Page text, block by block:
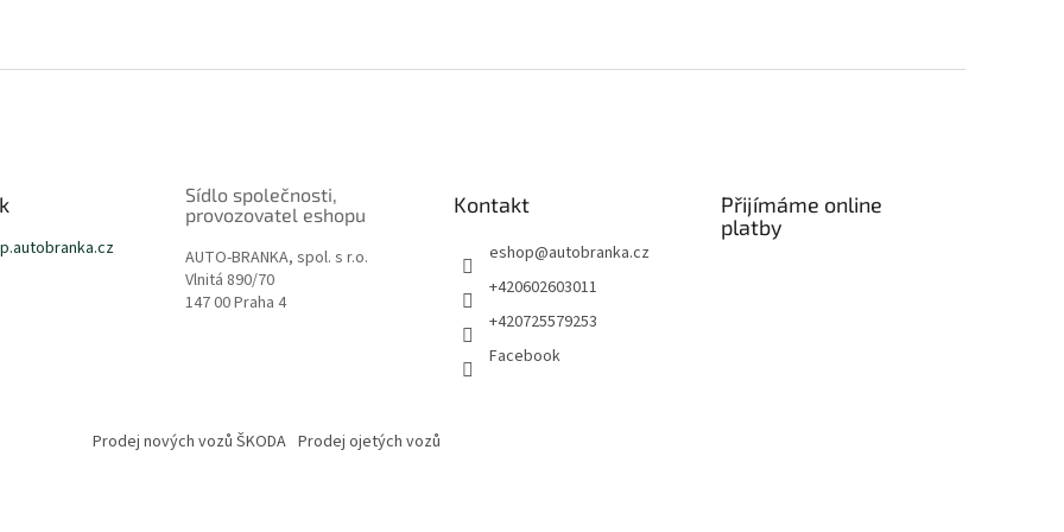
Sídlo společnosti,
provozovatel eshopu
AUTO-BRANKA, spol. s r.o.
Vlnitá 890/70
147 00 Praha 4
Kontakt
eshop@autobranka.cz
+420602603011
+420725579253
Facebook
Přijímáme online
platby
Prodej nových vozů ŠKODA Prodej ojetých vozů